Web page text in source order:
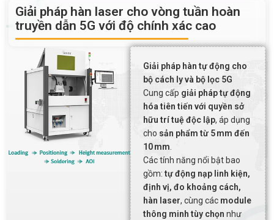
Giải pháp hàn laser cho vòng tuần hoàn
truyền dẫn 5G với độ chính xác cao
Giải pháp hàn tự động cho
bộ cách ly và bộ lọc 5G
Cung cấp giải pháp tự động
hóa tiên tiến với quyền sở
hữu trí tuệ độc lập, áp dụng
cho sản phẩm từ 5 mm đến
10 mm.
Các tính năng nổi bật bao
gồm:tự động nạp linh kiện,
định vị, đo khoảng cách,
hàn laser, cùng các module
thông minh tùy chọn như